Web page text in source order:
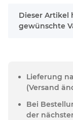
x
Dieser Artikel
gewünschte
Lieferung
(Versand
Bei
der